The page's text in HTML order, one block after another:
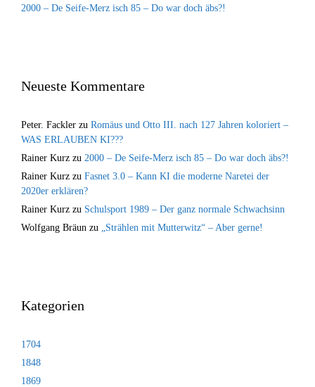
2000 – De Seife-Merz isch 85 – Do war doch äbs?!
Neueste Kommentare
Peter. Fackler zu Romäus und Otto III. nach 127 Jahren koloriert –
WAS ERLAUBEN KI???
Rainer Kurz zu 2000 – De Seife-Merz isch 85 – Do war doch äbs?!
Rainer Kurz zu Fasnet 3.0 – Kann KI die moderne Naretei der
2020er erklären?
Rainer Kurz zu Schulsport 1989 – Der ganz normale Schwachsinn
Wolfgang Bräun zu „Strählen mit Mutterwitz“ – Aber gerne!
Kategorien
1704
1848
1869